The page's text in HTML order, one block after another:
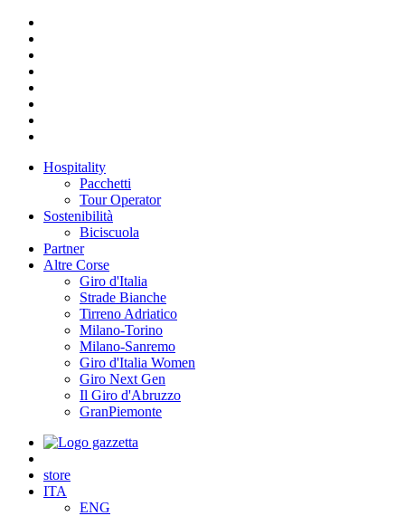
Hospitality
Pacchetti
Tour Operator
Sostenibilità
Biciscuola
Partner
Altre Corse
Giro d'Italia
Strade Bianche
Tirreno Adriatico
Milano-Torino
Milano-Sanremo
Giro d'Italia Women
Giro Next Gen
Il Giro d'Abruzzo
GranPiemonte
store
ITA
ENG